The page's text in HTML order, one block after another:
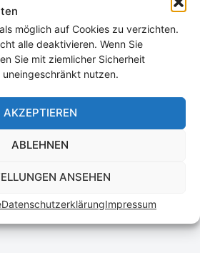
möglich auf Cookies zu verzichten.
alle deaktivieren. Wenn Sie
Sie mit ziemlicher Sicherheit
nutzen.
AKZEPTIEREN
ABLEHNEN
ANSEHEN
DatenschutzerklärungImpressum